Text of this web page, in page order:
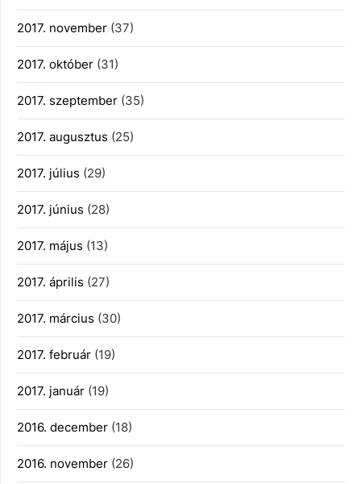
2017. november (37)
2017. október (31)
2017. szeptember (35)
2017. augusztus (25)
2017. július (29)
2017. június (28)
2017. május (13)
2017. április (27)
2017. március (30)
2017. február (19)
2017. január (19)
2016. december (18)
2016. november (26)